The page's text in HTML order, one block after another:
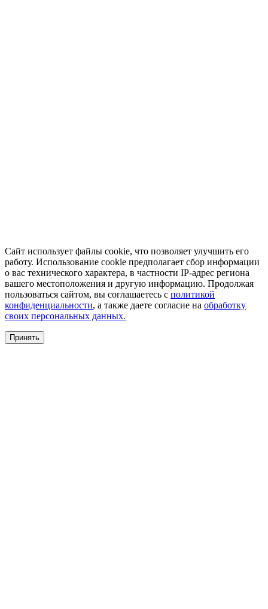
Сайт использует файлы cookie, что позволяет улучшить его
работу. Использование cookie предполагает сбор информации
о вас технического характера, в частности IP-адрес региона
вашего местоположения и другую информацию. Продолжая
пользоваться сайтом, вы соглашаетесь с политикой
конфиденциальности, а также даете согласие на обработку
своих персональных данных.
Принять